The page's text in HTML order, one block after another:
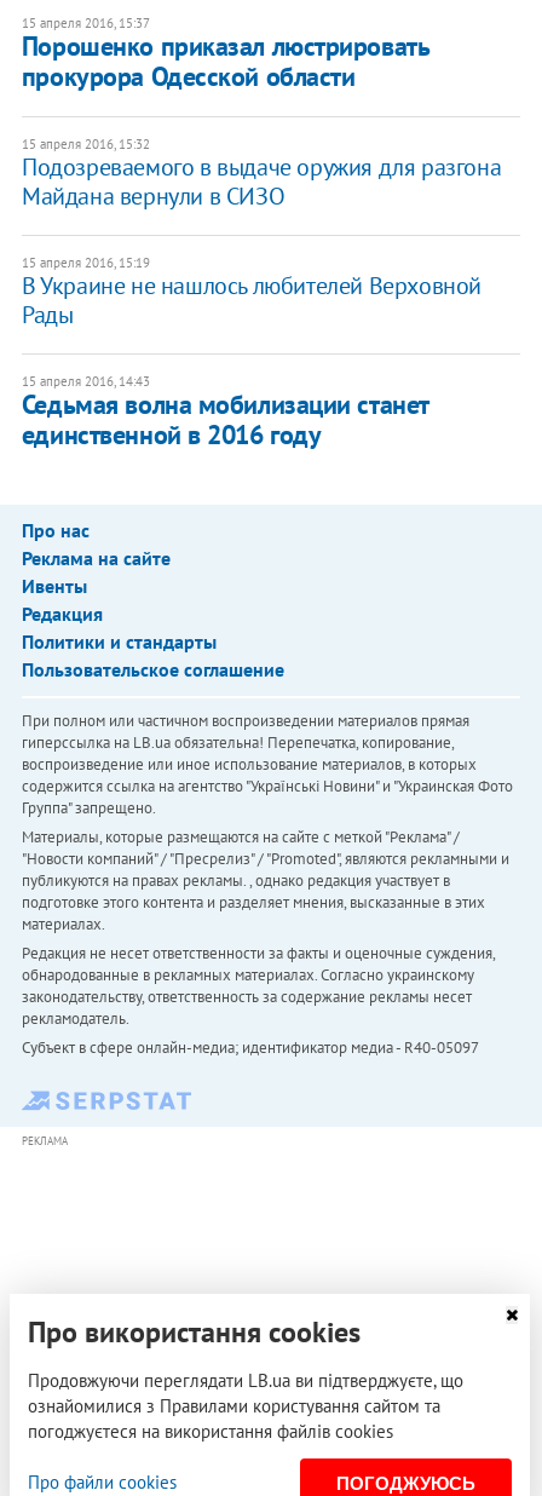
15 апреля 2016, 15:37
Порошенко приказал люстрировать
прокурора Одесской области
15 апреля 2016, 15:32
Подозреваемого в выдаче оружия для разгона
Майдана вернули в СИЗО
15 апреля 2016, 15:19
В Украине не нашлось любителей Верховной
Рады
15 апреля 2016, 14:43
Седьмая волна мобилизации станет
единственной в 2016 году
Про нас
Реклама на сайте
Ивенты
Редакция
Политики и стандарты
Пользовательское соглашение
При полном или частичном воспроизведении материалов прямая
гиперссылка на LB.ua обязательна! Перепечатка, копирование,
воспроизведение или иное использование материалов, в которых
содержится ссылка на агентство "Українськi Новини" и "Украинская Фото
Группа" запрещено.
Материалы, которые размещаются на сайте с меткой "Реклама" /
"Новости компаний" / "Пресрелиз" / "Promoted", являются рекламными и
публикуются на правах рекламы. , однако редакция участвует в
подготовке этого контента и разделяет мнения, высказанные в этих
материалах.
Редакция не несет ответственности за факты и оценочные суждения,
обнародованные в рекламных материалах. Согласно украинскому
законодательству, ответственность за содержание рекламы несет
рекламодатель.
Субъект в сфере онлайн-медиа; идентификатор медиа - R40-05097
РЕКЛАМА
Про використання cookies
Продовжуючи переглядати LB.ua ви підтверджуєте, що
ознайомилися з Правилами користування сайтом та
погоджуєтеся на використання файлів cookies
Про файли cookies ПОГОДЖУЮСЬ